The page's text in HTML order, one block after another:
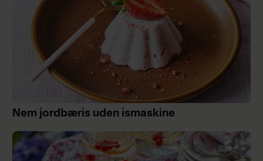
Nem jordbæris uden ismaskine